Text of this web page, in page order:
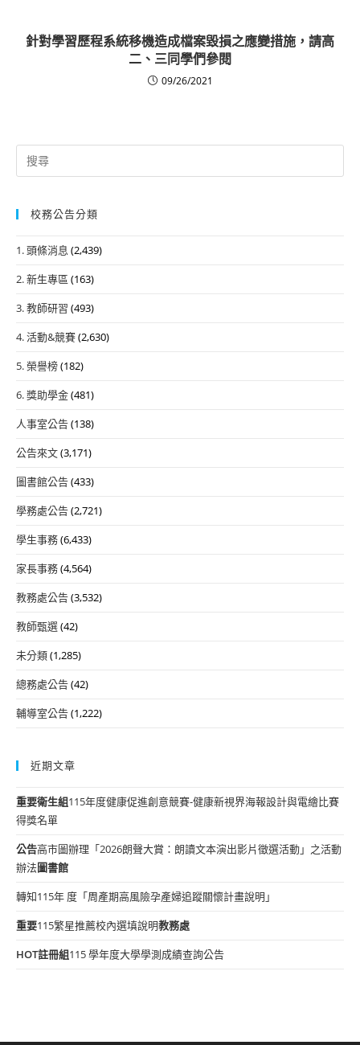
針對學習歷程系統移機造成檔案毀損之應變措施，請高
二、三同學們參閱
09/26/2021
Search
for:
校務公告分類
1. 頭條消息 (2,439)
2. 新生專區 (163)
3. 教師研習 (493)
4. 活動&競賽(2,630)
5. 榮譽榜(182)
6. 獎助學金(481)
人事室公告(138)
公告來文(3,171)
圖書館公告(433)
學務處公告(2,721)
學生事務(6,433)
家長事務(4,564)
教務處公告(3,532)
教師甄選(42)
未分類(1,285)
總務處公告(42)
輔導室公告(1,222)
近期文章
重要衛生組115年度健康促進創意競賽-健康新視界海報設計與電繪比賽
得獎名單
公告高市圖辦理「2026朗聲大賞：朗讀文本演出影片徵選活動」之活動
辦法圖書館
轉知115年 度「周產期高風險孕產婦追蹤關懷計畫說明」
重要115繁星推薦校內選填說明教務處
HOT註冊組115 學年度大學學測成績查詢公告